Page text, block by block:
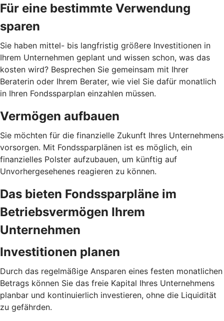
Für eine bestimmte Verwendung
sparen
Sie haben mittel- bis langfristig größere Investitionen in
Ihrem Unternehmen geplant und wissen schon, was das
kosten wird? Besprechen Sie gemeinsam mit Ihrer
Beraterin oder Ihrem Berater, wie viel Sie dafür monatlich
in Ihren Fondssparplan einzahlen müssen.
Vermögen aufbauen
Sie möchten für die finanzielle Zukunft Ihres Unternehmens
vorsorgen. Mit Fondssparplänen ist es möglich, ein
finanzielles Polster aufzubauen, um künftig auf
Unvorhergesehenes reagieren zu können.
Das bieten Fondssparpläne im
Betriebsvermögen Ihrem
Unternehmen
Investitionen planen
Durch das regelmäßige Ansparen eines festen monatlichen
Betrags können Sie das freie Kapital Ihres Unternehmens
planbar und kontinuierlich investieren, ohne die Liquidität
zu gefährden.